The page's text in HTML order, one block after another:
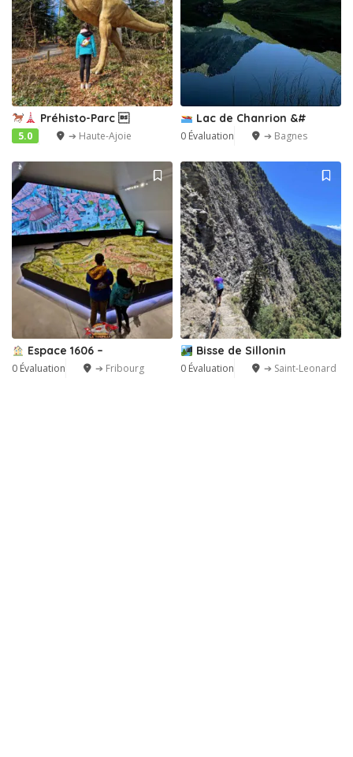
Préhisto-Parc 
5.0 ➔ Haute-Ajoie
Lac de Chanrion &#
0 Évaluation ➔ Bagnes
Espace 1606 –
0 Évaluation ➔ Fribourg
Bisse de Sillonin
0 Évaluation ➔ Saint-Leonard